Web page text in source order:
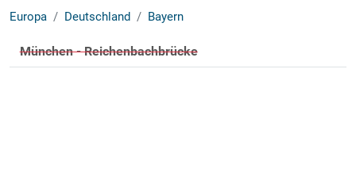
Europa Deutschland Bayern
München - Reichenbachbrücke